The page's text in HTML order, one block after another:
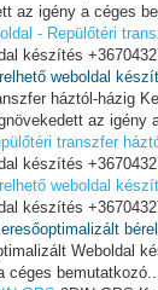
az igény a céges
- Repülőtéri
készítés
weboldal
háztól-házig
az igény
transzfer
készítés
weboldal
készítés
Weboldal
céges